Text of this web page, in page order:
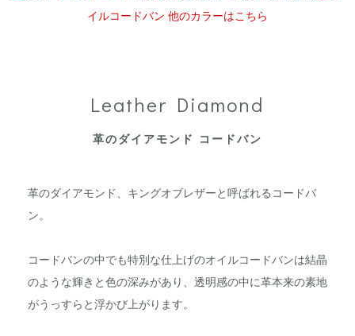
イルコードバン 他のカラーはこちら
Leather Diamond
革のダイアモンド コードバン
革のダイアモンド、キングオブレザーと呼ばれるコードバ
ン。
コードバンの中でも特別な仕上げのオイルコードバンは結晶
のような輝きと色の深みがあり、透明感の中に革本来の素地
がうっすらと浮かび上がります。